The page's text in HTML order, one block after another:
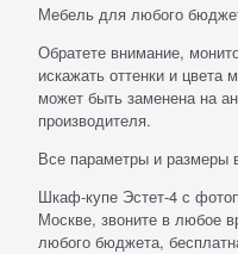
Мебель для любого
Обратете внимание,
искажать оттенки и цвета
может быть заменена на
производителя.
Все параметры и размеры
Шкаф-купе Эстет-4 с
Москве, звоните в любое
любого бюджета,